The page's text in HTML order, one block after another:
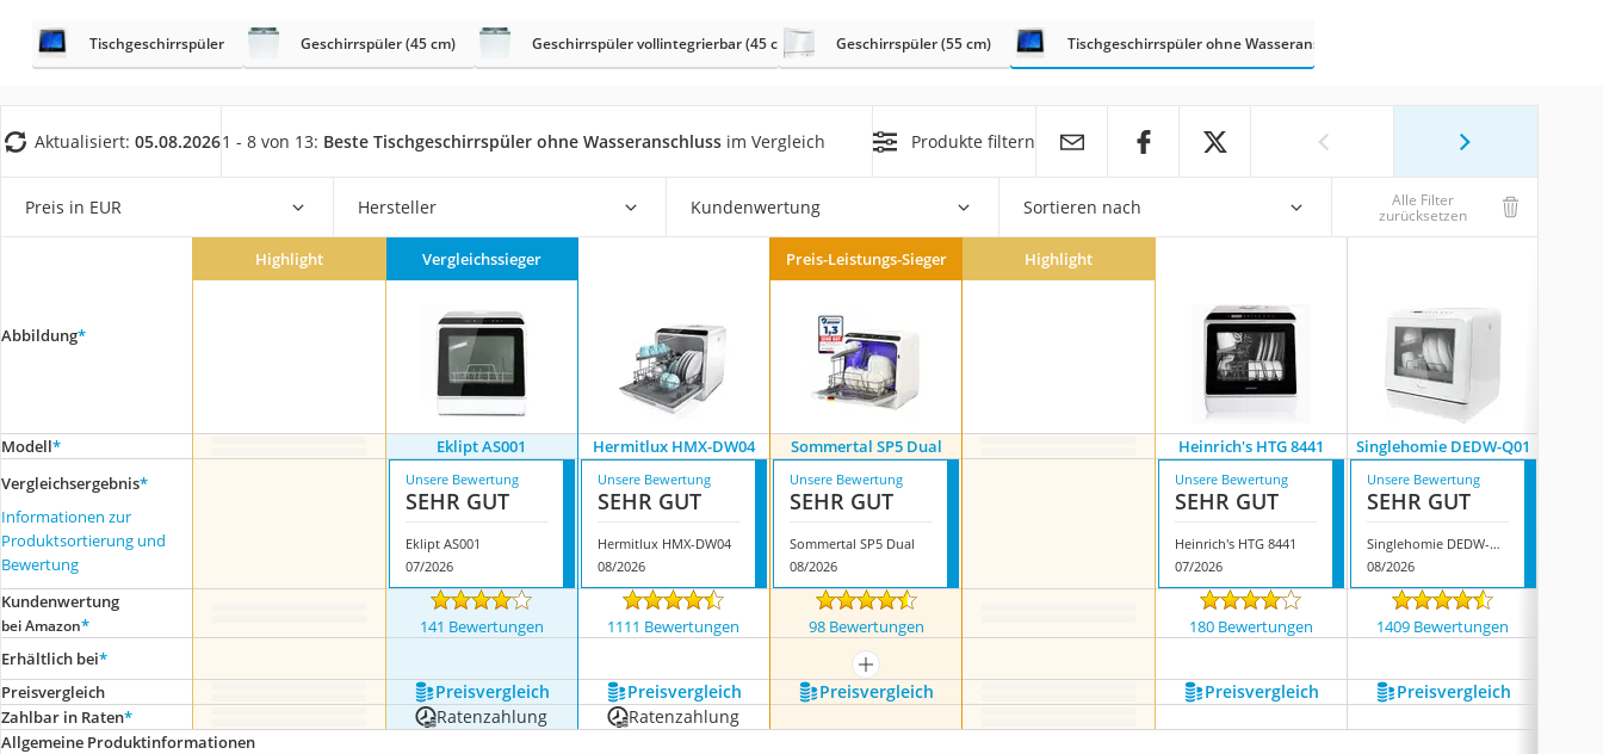
Tierhaarstaubsauger
Nespresso-Maschine
Service
Tischgeschirrspüler Geschirrspüler (45 cm) Geschirrspüler vollintegrierbar (45 cm) Geschirrspüler (55 cm) Tischgeschirrspüler ohne Wasseranschluss
Aktualisiert: 05.08.20261 - 8 von 13: Beste Tischgeschirrspüler ohne Wasseranschluss im Vergleich Produkte filtern
Preis in EUR Hersteller Kundenwertung Sortieren nach Alle Filter
zurücksetzen
Abbildung*
Highlight Vergleichssieger Preis-Leistungs-Sieger Highlight
Modell* Eklipt ‎AS001 Hermitlux HMX-DW04 Sommertal SP5 Dual Heinrich's HTG 8441 Singlehomie DEDW-Q01
Vergleichsergebnis*
Informationen zur
Produktsortierung und
Bewertung
Unsere Bewertung
SEHR GUT
Eklipt ‎AS001
07/2026
Unsere Bewertung
SEHR GUT
Hermitlux HMX-DW04
08/2026
Unsere Bewertung
SEHR GUT
Sommertal SP5 Dual
08/2026
Unsere Bewertung
SEHR GUT
Heinrich's HTG 8441
07/2026
Unsere Bewertung
SEHR GUT
Singlehomie DEDW-Q01
08/2026
Kundenwertung
bei Amazon* 141 Bewertungen 1111 Bewertungen 98 Bewertungen 180 Bewertungen 1409 Bewertungen
Erhältlich bei*
mehr anzeigen
Preis­vergleich
Preis­vergleich Preis­vergleich Preis­vergleich Preis­vergleich Preis­vergleich
Zahlbar in Raten* Ratenzahlung Ratenzahlung
Allgemeine Produktinformationen